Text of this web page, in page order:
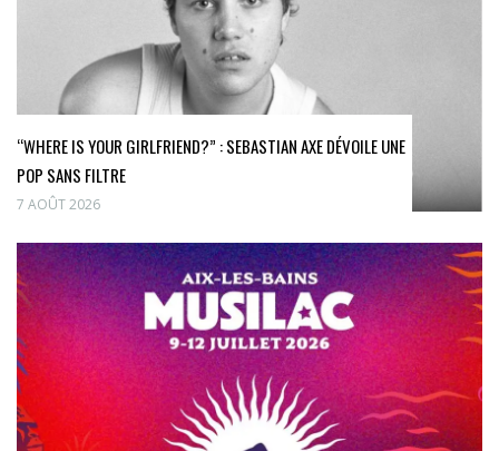
“WHERE IS YOUR GIRLFRIEND?” : SEBASTIAN AXE DÉVOILE UNE
POP SANS FILTRE
7 AOÛT 2026